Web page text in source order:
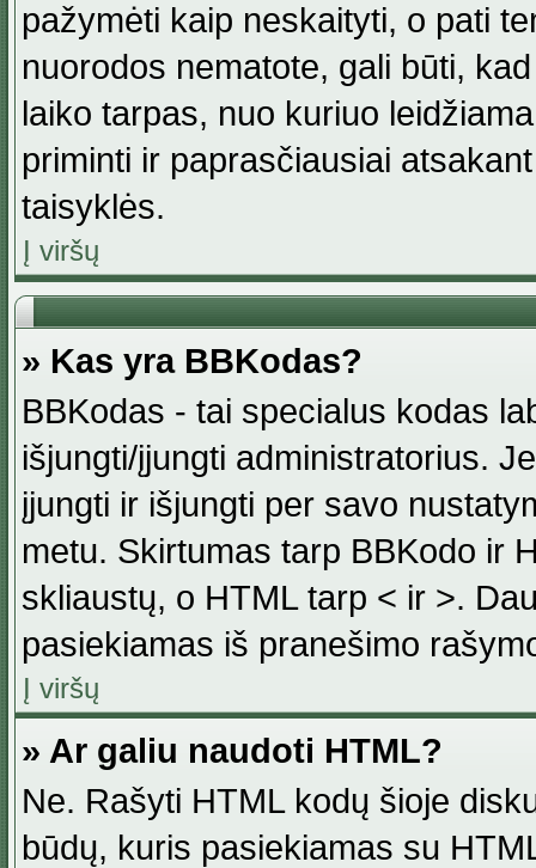
pažymėti kaip neskaityti, o pati
nuorodos nematote, gali būti,
laiko tarpas, nuo kuriuo
priminti ir paprasčiausiai
taisyklės.
Į viršų
» Kas yra BBKodas?
BBKodas - tai specialus kodas
išjungti/įjungti administratorius.
įjungti ir išjungti per savo
metu. Skirtumas tarp BBKodo ir
skliaustų, o HTML tarp < ir >.
pasiekiamas iš pranešimo
Į viršų
» Ar galiu naudoti HTML?
Ne. Rašyti HTML kodų šioje
būdų, kuris pasiekiamas su